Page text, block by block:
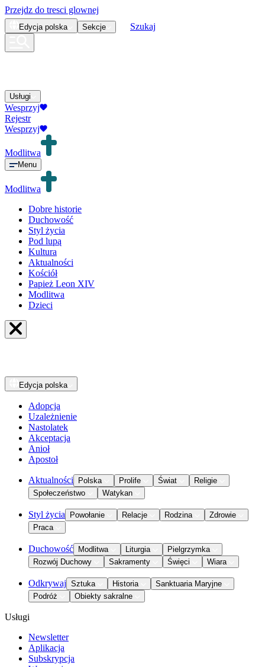
Przejdz do tresci glownej
Edycja polska Sekcje Szukaj
Usługi
Wesprzyj
Rejestr
Wesprzyj
Modlitwa
Menu
Modlitwa
Dobre historie
Duchowość
Styl życia
Pod lupą
Kultura
Aktualności
Kościół
Papież Leon XIV
Modlitwa
Dzieci
Edycja polska
Adopcja
Uzależnienie
Nastolatek
Akceptacja
Anioł
Apostoł
Aktualności Polska Prolife Świat
Religie
Społeczeństwo
Watykan
Styl życia Powołanie Relacje Rodzina
Zdrowie
Praca
Duchowość Modlitwa Liturgia
Pielgrzymka
Rozwój Duchowy
Sakramenty Święci Wiara
Odkrywaj Sztuka Historia
Sanktuaria Maryjne
Podróż
Obiekty sakralne
Usługi
Newsletter
Aplikacja
Subskrypcja